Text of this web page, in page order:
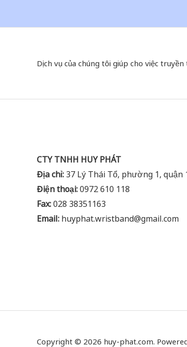
Dịch vụ của chúng tôi giúp cho việc
CTY TNHH HUY PHÁT
Địa chỉ: 37 Lý Thái Tổ, phường 1, quận
Điện thoại:0972 610 118
Fax:028 38351163
Email: huyphat.wristband@gmail.com
Copyright © 2026 huy-phat.com.